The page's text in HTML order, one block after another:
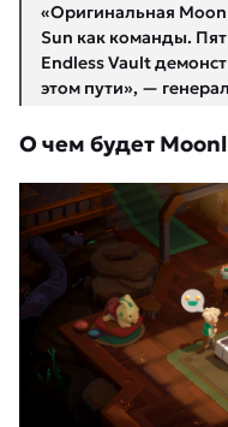
«Оригинальная
Sun как команды.
Endless Vault
этом пути», —
О чем будет